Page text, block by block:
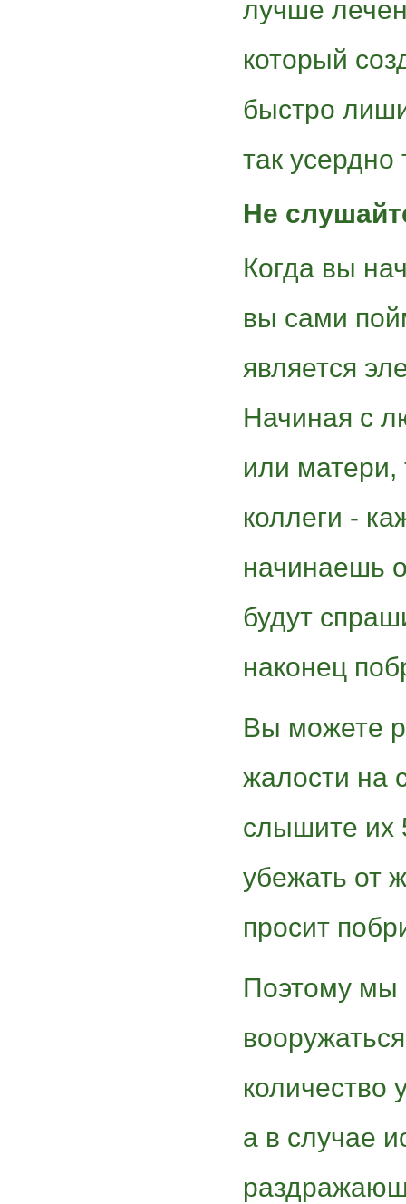
лучше
который
быстро
так усердно
Не
Когда вы
вы сами
является
Начиная с
или матери,
коллеги -
начинаешь
будут
наконец
Вы можете
жалости на
слышите их
убежать от
просит
Поэтому мы
количество
а в случае